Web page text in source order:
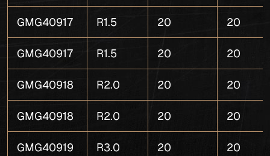
GMG40917 R1.5 20 20
GMG40917 R1.5 20 20
GMG40918 R2.0 20 20
GMG40918 R2.0 20 20
GMG40919 R3.0 20 20